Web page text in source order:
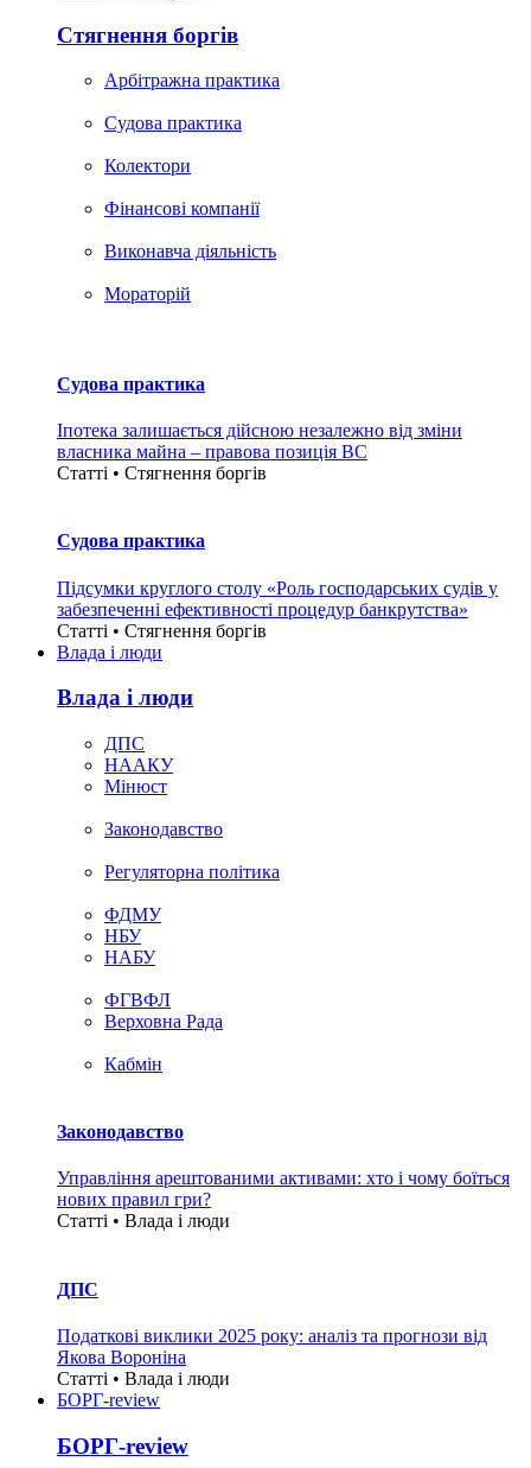
Стягнення боргiв
Арбітражна практика
Судова практика
Колектори
Фінансові компанії
Виконавча діяльність
Мораторій
Судова практика
Іпотека залишається дійсною незалежно від зміни
власника майна – правова позиція ВС
Статті • Стягнення боргiв
Судова практика
Підсумки круглого столу «Роль господарських судів у
забезпеченні ефективності процедур банкрутства»
Статті • Стягнення боргiв
Влада i люди
Влада i люди
ДПС
НААКУ
Мінюст
Законодавство
Регуляторна політика
ФДМУ
НБУ
НАБУ
ФГВФЛ
Верховна Рада
Кабмін
Законодавство
Управління арештованими активами: хто і чому боїться
нових правил гри?
Статті • Влада i люди
ДПС
Податкові виклики 2025 року: аналіз та прогнози від
Якова Вороніна
Статті • Влада i люди
БОРГ-review
БОРГ-review